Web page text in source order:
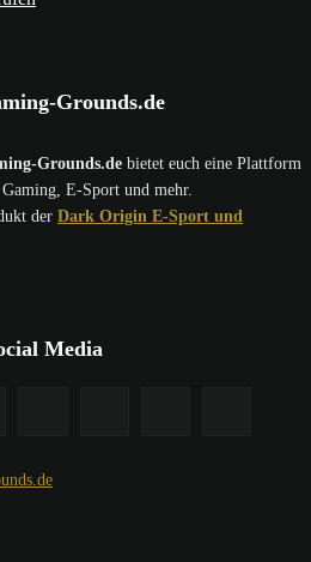
Grounds.de
Grounds.de bietet euch eine Plattform
E-Sport und mehr.
der Dark Origin E-Sport und
Media